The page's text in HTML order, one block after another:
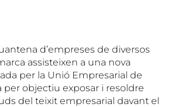
d’empreses de diversos
assisteixen a una nova
per la Unió Empresarial de
per objectiu exposar i resoldre
del teixit empresarial davant el